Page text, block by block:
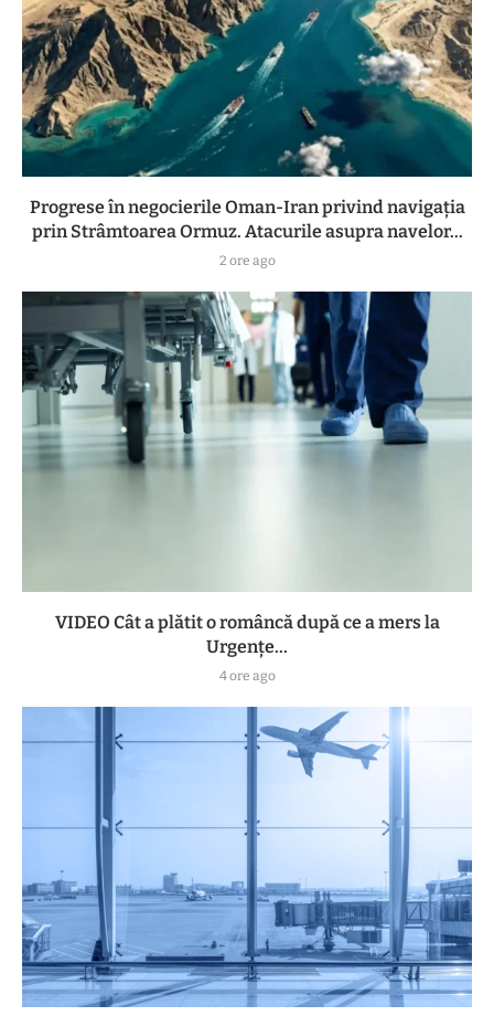
Progrese în negocierile Oman-Iran privind navigația
prin Strâmtoarea Ormuz. Atacurile asupra navelor...
2 ore ago
VIDEO Cât a plătit o româncă după ce a mers la
Urgențe...
4 ore ago